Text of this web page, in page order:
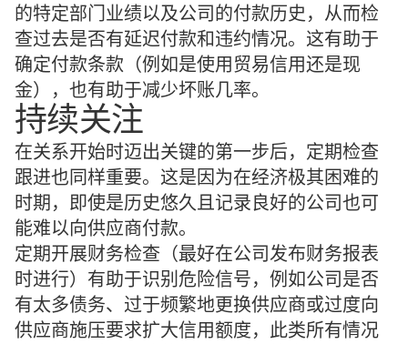
的特定部门业绩以及公司的付款历史，从而检
查过去是否有延迟付款和违约情况。这有助于
确定付款条款（例如是使用贸易信用还是现
金），也有助于减少坏账几率。
持续关注
在关系开始时迈出关键的第一步后，定期检查
跟进也同样重要。这是因为在经济极其困难的
时期，即使是历史悠久且记录良好的公司也可
能难以向供应商付款。
定期开展财务检查（最好在公司发布财务报表
时进行）有助于识别危险信号，例如公司是否
有太多债务、过于频繁地更换供应商或过度向
供应商施压要求扩大信用额度，此类所有情况